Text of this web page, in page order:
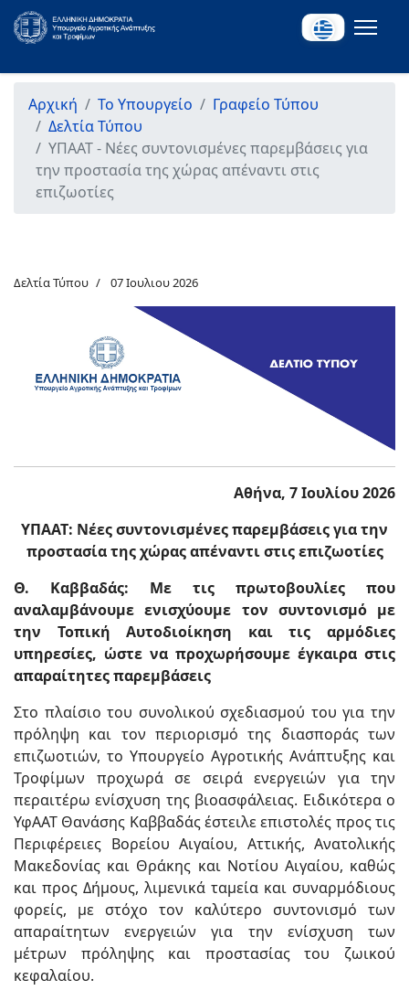
Αρχική Το Υπουργείο
Γραφείο Τύπου
Δελτία Τύπου
ΥΠΑΑΤ - Νέες συντονισμένες παρεμβάσεις για
την προστασία της χώρας απέναντι στις
επιζωοτίες
Δελτία Τύπου 07 Ιουλιου 2026
Αθήνα, 7 Ιουλίου 2026
ΥΠΑΑΤ: Νέες συντονισμένες παρεμβάσεις για την
προστασία της χώρας απέναντι στις επιζωοτίες
Θ. Καββαδάς: Με τις πρωτοβουλίες που
αναλαμβάνουμε ενισχύουμε τον συντονισμό με
την Τοπική Αυτοδιοίκηση και τις αρμόδιες
υπηρεσίες, ώστε να προχωρήσουμε έγκαιρα στις
απαραίτητες παρεμβάσεις
Στο πλαίσιο του συνολικού σχεδιασμού του για την
πρόληψη και τον περιορισμό της διασποράς των
επιζωοτιών, το Υπουργείο Αγροτικής Ανάπτυξης και
Τροφίμων προχωρά σε σειρά ενεργειών για την
περαιτέρω ενίσχυση της βιοασφάλειας. Ειδικότερα ο
ΥφΑΑΤ Θανάσης Καββαδάς έστειλε επιστολές προς τις
Περιφέρειες Βορείου Αιγαίου, Αττικής, Ανατολικής
Μακεδονίας και Θράκης και Νοτίου Αιγαίου, καθώς
και προς Δήμους, λιμενικά ταμεία και συναρμόδιους
φορείς, με στόχο τον καλύτερο συντονισμό των
απαραίτητων ενεργειών για την ενίσχυση των
μέτρων πρόληψης και προστασίας του ζωικού
κεφαλαίου.